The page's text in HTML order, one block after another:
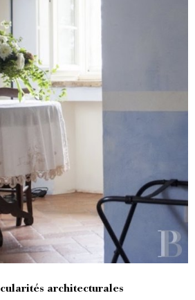
architecturales